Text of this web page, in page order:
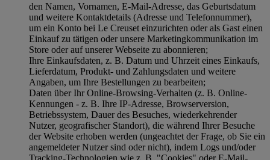
den Namen, Vornamen, E-Mail-Adresse, das Geburtsdatum
und weitere Kontaktdetails (Adresse und Telefonnummer),
um ein Konto bei Le Creuset einzurichten oder als Gast einen
Einkauf zu tätigen oder unsere Marketingkommunikation im
Store oder auf unserer Webseite zu abonnieren;
Ihre Einkaufsdaten, z. B. Datum und Uhrzeit eines Einkaufs,
Lieferdatum, Produkt- und Zahlungsdaten und weitere
Angaben, um Ihre Bestellungen zu bearbeiten;
Daten über Ihr Online-Browsing-Verhalten (z. B. Online-
Kennungen - z. B. Ihre IP-Adresse, Browserversion,
Betriebssystem, Dauer des Besuches, wiederkehrender
Nutzer, geografischer Standort), die während Ihrer Besuche
der Website erhoben werden (ungeachtet der Frage, ob Sie ein
angemeldeter Nutzer sind oder nicht), indem Logs und/oder
Tracking-Technologien wie z. B. "Cookies" oder E-Mail-